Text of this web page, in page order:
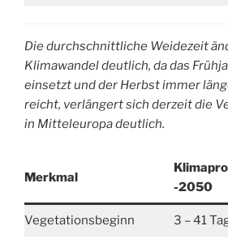
Die durchschnittliche Weidezeit
Klimawandel deutlich, da das
einsetzt und der Herbst immer
reicht, verlängert sich derzeit die
in Mitteleuropa deutlich.
Merkmal
-2050
Vegetationsbeginn 3 – 41